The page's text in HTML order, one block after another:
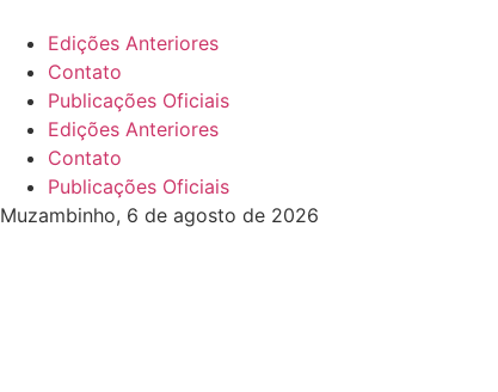
Edições Anteriores
Contato
Publicações Oficiais
Edições Anteriores
Contato
Publicações Oficiais
Muzambinho, 6 de agosto de 2026